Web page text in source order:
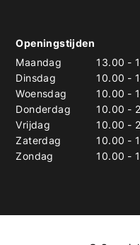
Openingstijden
Maandag
13.00 -
Dinsdag
10.00 -
Woensdag
10.00 -
Donderdag
10.00 -
Vrijdag
10.00 -
Zaterdag
10.00 -
Zondag
10.00 -